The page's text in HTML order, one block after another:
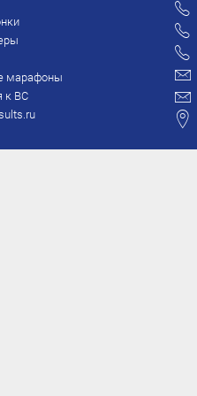
марафоны
к ВС